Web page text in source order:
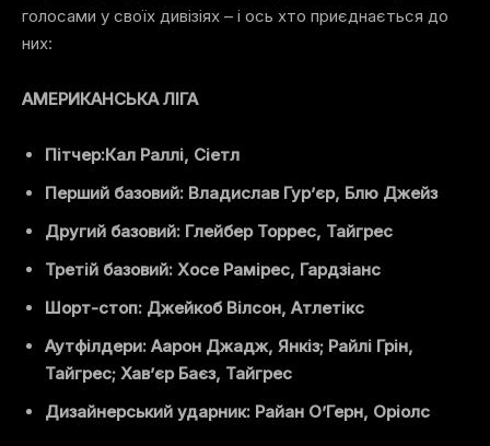
голосами у своїх дивізіях – і ось хто приєднається до
них:
АМЕРИКАНСЬКА ЛІГА
Пітчер:Кал Раллі, Сіетл
Перший базовий: Владислав Гур’єр, Блю Джейз
Другий базовий: Глейбер Торрес, Тайгрес
Третій базовий: Хосе Рамірес, Гардзіанс
Шорт-стоп: Джейкоб Вілсон, Атлетікс
Аутфілдери: Аарон Джадж, Янкіз; Райлі Грін,
Тайгрес; Хав’єр Баєз, Тайгрес
Дизайнерський ударник: Райан О’Герн, Оріолс